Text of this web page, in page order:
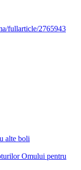
fullarticle/2765943
alte boli
Omului pentru